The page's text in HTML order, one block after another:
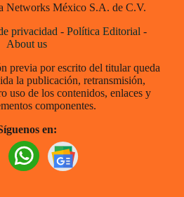
Networks México S.A. de C.V.
privacidad - Política Editorial -
About us
previa por escrito del titular queda
la publicación, retransmisión,
uso de los contenidos, enlaces y
componentes.
en: